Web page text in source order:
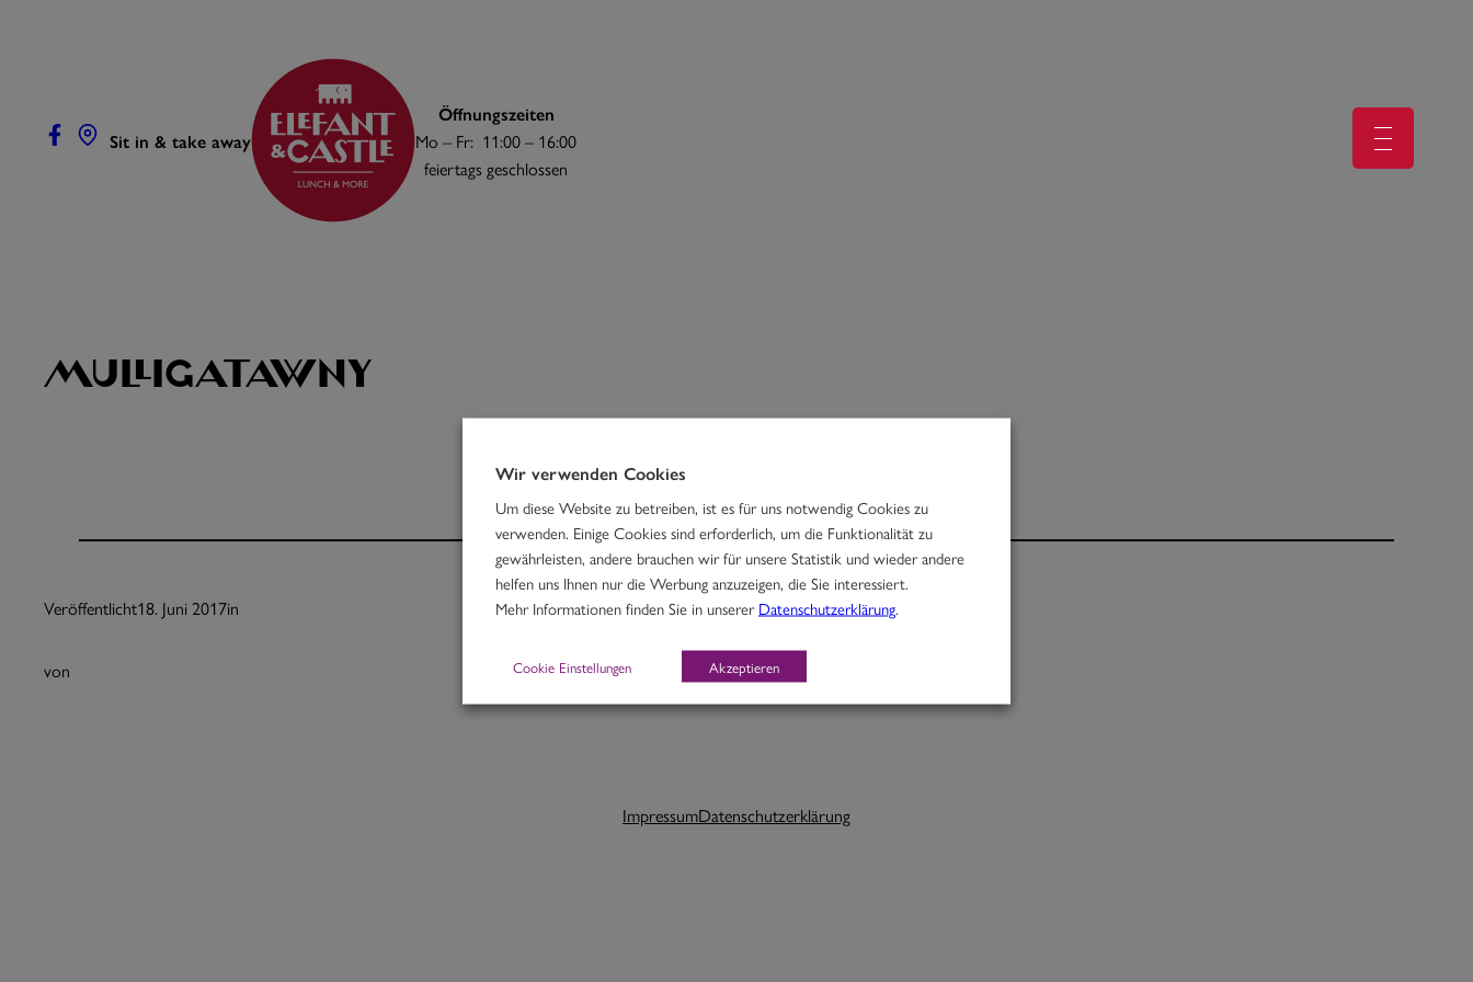
Sit in & take away
Öffnungszeiten
Mo – Fr: 11:00 – 16:00
feiertags geschlossen
Mulligatawny
Veröffentlicht18. Juni 2017in
von
Schlagwörter:
ImpressumDatenschutzerklärung
Wir verwenden Cookies
Um diese Website zu betreiben, ist es für uns notwendig Cookies zu
verwenden. Einige Cookies sind erforderlich, um die Funktionalität zu
gewährleisten, andere brauchen wir für unsere Statistik und wieder andere
helfen uns Ihnen nur die Werbung anzuzeigen, die Sie interessiert.
Mehr Informationen finden Sie in unsererDatenschutzerklärung.
Cookie Einstellungen Akzeptieren